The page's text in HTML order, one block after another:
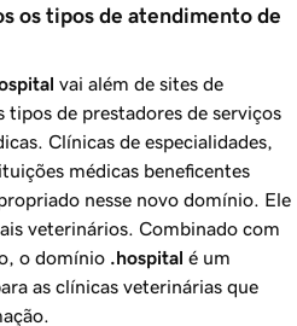
os tipos de atendimento de
vai além de sites de
de prestadores de serviços
Clínicas de especialidades,
médicas beneficentes
nesse novo domínio. Ele
veterinários. Combinado com
o domínio .hospital é um
as clínicas veterinárias que